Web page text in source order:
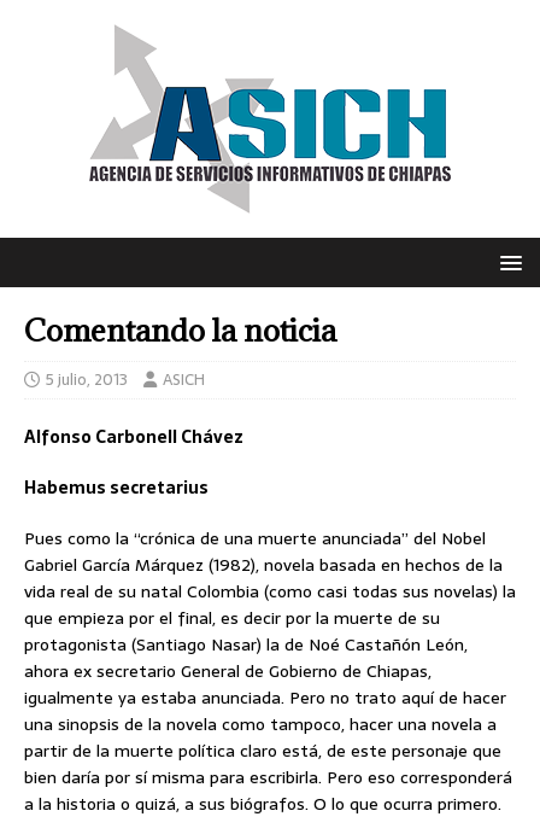
Comentando la noticia
5 julio, 2013 ASICH
Alfonso Carbonell Chávez
Habemus secretarius
Pues como la “crónica de una muerte anunciada” del Nobel
Gabriel García Márquez (1982), novela basada en hechos de la
vida real de su natal Colombia (como casi todas sus novelas) la
que empieza por el final, es decir por la muerte de su
protagonista (Santiago Nasar) la de Noé Castañón León,
ahora ex secretario General de Gobierno de Chiapas,
igualmente ya estaba anunciada. Pero no trato aquí de hacer
una sinopsis de la novela como tampoco, hacer una novela a
partir de la muerte política claro está, de este personaje que
bien daría por sí misma para escribirla. Pero eso corresponderá
a la historia o quizá, a sus biógrafos. O lo que ocurra primero.